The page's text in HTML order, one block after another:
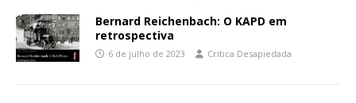
Bernard Reichenbach: O KAPD em
retrospectiva
6 de julho de 2023 Crítica Desapiedada